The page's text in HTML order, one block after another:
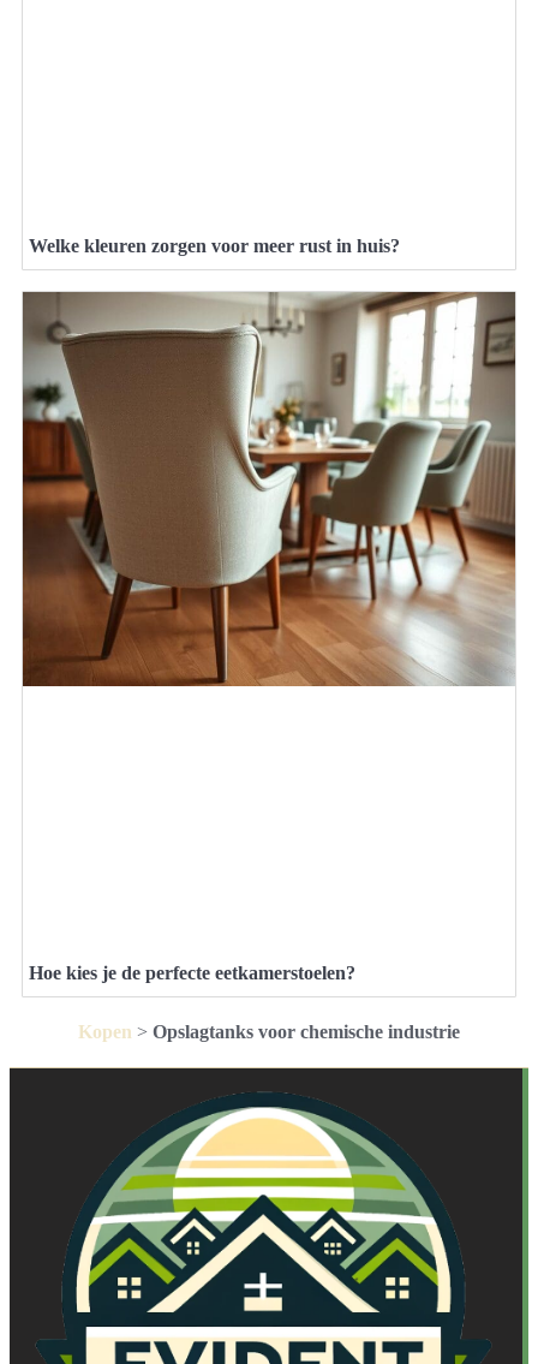
Welke kleuren zorgen voor meer rust in huis?
Hoe kies je de perfecte eetkamerstoelen?
Kopen > Opslagtanks voor chemische industrie